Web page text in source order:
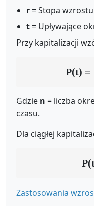
r= Stopa
t= Upływające
Przy kapitalizacji
P(t) =
Gdzie n = liczba
czasu.
Dla ciągłej
Zastosowania